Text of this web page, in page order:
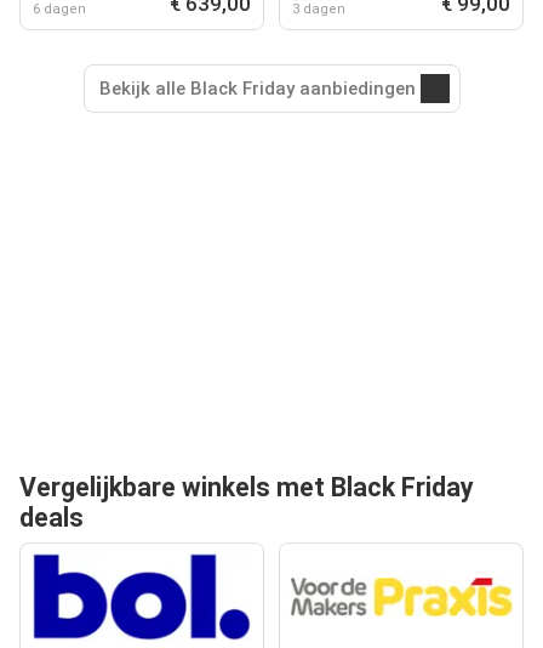
6 dagen 3 dagen
Bekijk alle Black Friday aanbiedingen
Vergelijkbare winkels met Black Friday
deals